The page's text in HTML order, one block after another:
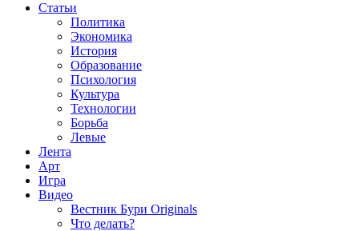
Статьи
Политика
Экономика
История
Образование
Психология
Культура
Технологии
Борьба
Левые
Лента
Арт
Игра
Видео
Вестник Бури Originals
Что делать?